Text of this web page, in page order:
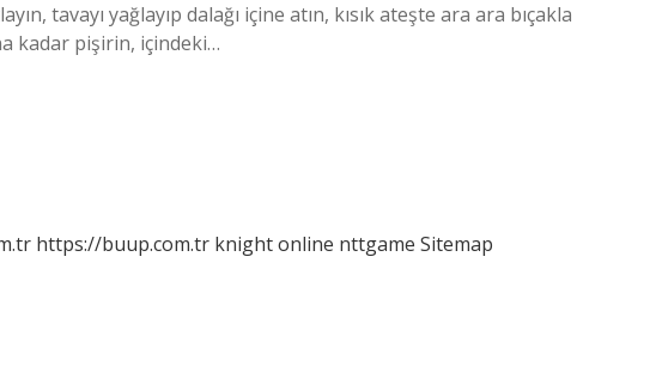
tavayı yağlayıp dalağı içine atın, kısık ateşte ara ara bıçakla
kadar pişirin, içindeki…
https://buup.com.tr knight online nttgame Sitemap